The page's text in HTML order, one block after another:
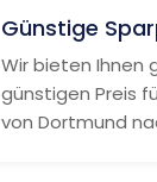
Günstige
Wir bieten Ihnen
günstigen Preis
von Dortmund